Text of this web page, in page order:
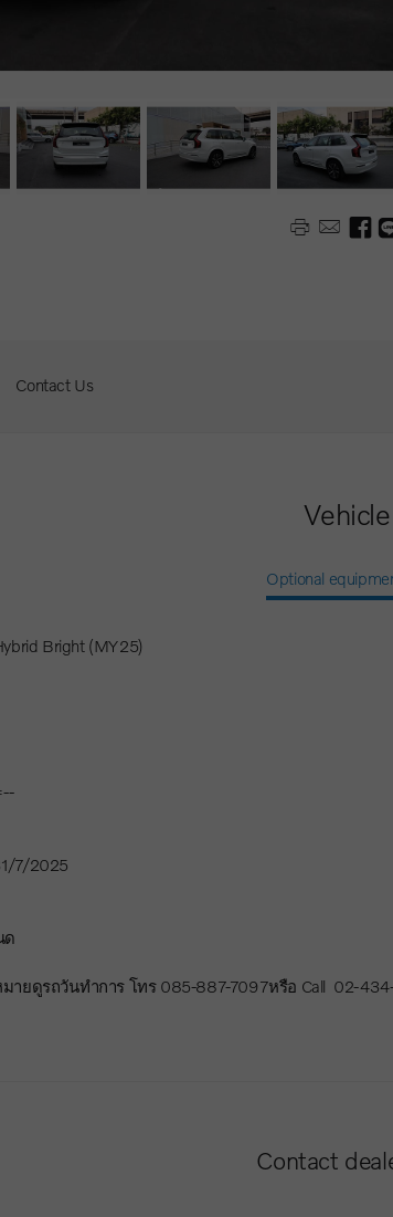
Contact Us
Optional
Bright (MY25)
7/2025
ด
ายดูรถวันทำการ โทร 085-887-7097หรือ Call 02-
Contact